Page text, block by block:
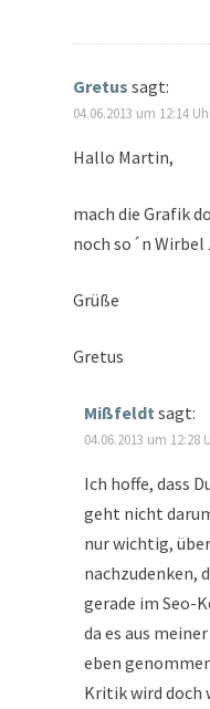
Gretus sagt:
04.06.2013 um 12:14
Hallo Martin,
mach die Grafik
noch so´n
Grüße
Gretus
Mißfeldt sagt:
04.06.2013 um 12:28
Ich hoffe, dass
geht nicht
nur wichtig,
nachzudenken,
gerade im Seo-
da es aus
eben
Kritik wird